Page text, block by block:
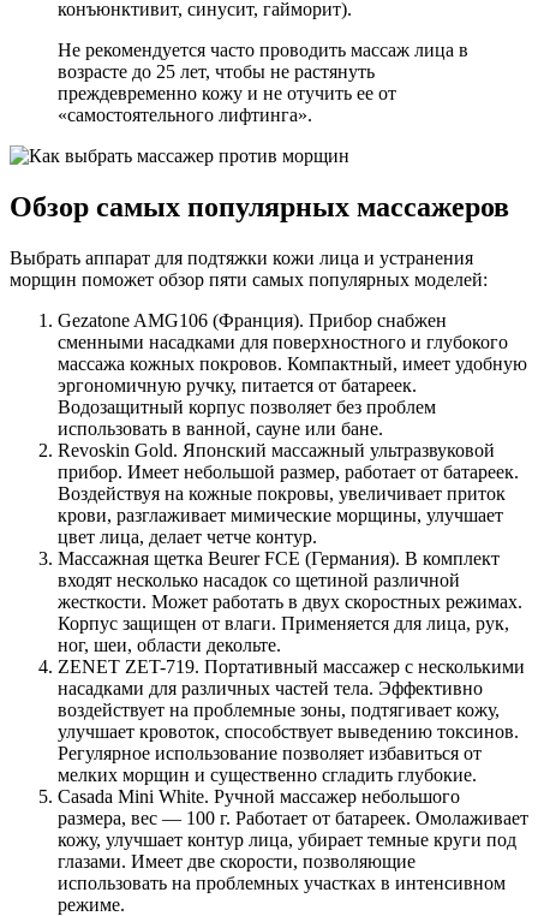
конъюнктивит, синусит, гайморит).
Не рекомендуется часто проводить массаж лица в
возрасте до 25 лет, чтобы не растянуть
преждевременно кожу и не отучить ее от
«самостоятельного лифтинга».
Обзор самых популярных массажеров
Выбрать аппарат для подтяжки кожи лица и устранения
морщин поможет обзор пяти самых популярных моделей:
Gezatone AMG106 (Франция). Прибор снабжен
сменными насадками для поверхностного и глубокого
массажа кожных покровов. Компактный, имеет удобную
эргономичную ручку, питается от батареек.
Водозащитный корпус позволяет без проблем
использовать в ванной, сауне или бане.
Revoskin Gold. Японский массажный ультразвуковой
прибор. Имеет небольшой размер, работает от батареек.
Воздействуя на кожные покровы, увеличивает приток
крови, разглаживает мимические морщины, улучшает
цвет лица, делает четче контур.
Массажная щетка Beurer FCE (Германия). В комплект
входят несколько насадок со щетиной различной
жесткости. Может работать в двух скоростных режимах.
Корпус защищен от влаги. Применяется для лица, рук,
ног, шеи, области декольте.
ZENET ZET-719. Портативный массажер с несколькими
насадками для различных частей тела. Эффективно
воздействует на проблемные зоны, подтягивает кожу,
улучшает кровоток, способствует выведению токсинов.
Регулярное использование позволяет избавиться от
мелких морщин и существенно сгладить глубокие.
Casada Mini White. Ручной массажер небольшого
размера, вес — 100 г. Работает от батареек. Омолаживает
кожу, улучшает контур лица, убирает темные круги под
глазами. Имеет две скорости, позволяющие
использовать на проблемных участках в интенсивном
режиме.